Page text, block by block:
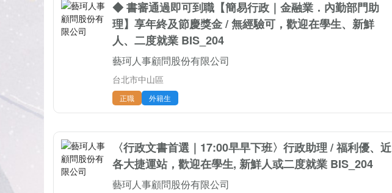
◆ 書審通過即可到職【簡易行政｜金融業．內勤部門助
理】享年終及節慶獎金 / 無經驗可，歡迎在學生、新鮮
人、二度就業 BIS_204
藝珂人事顧問股份有限公司
台北市中山區
正職 外籍生
〈行政文書首選｜17:00早早下班〉行政助理 / 福利優、近
各大捷運站，歡迎在學生, 新鮮人或二度就業 BIS_204
藝珂人事顧問股份有限公司